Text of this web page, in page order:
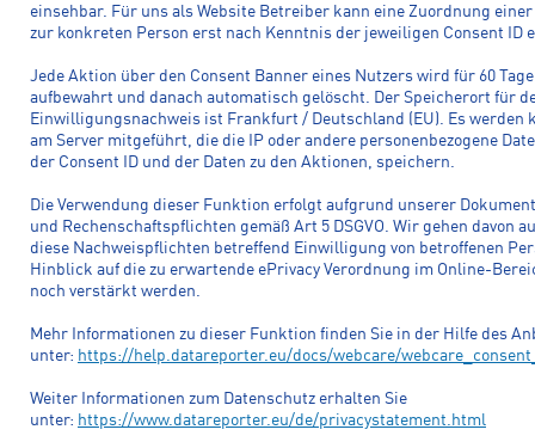
einsehbar. Für uns als Website Betreiber kann eine Zuordnung
zur konkreten Person erst nach Kenntnis der jeweiligen Consent ID
Jede Aktion über den Consent Banner eines Nutzers wird für 60 Tage
aufbewahrt und danach automatisch gelöscht. Der Speicherort für
Einwilligungsnachweis ist Frankfurt / Deutschland (EU). Es werden
am Server mitgeführt, die die IP oder andere personenbezogene
der Consent ID und der Daten zu den Aktionen, speichern.
Die Verwendung dieser Funktion erfolgt aufgrund unserer
und Rechenschaftspflichten gemäß Art 5 DSGVO. Wir gehen davon
diese Nachweispflichten betreffend Einwilligung von betroffenen
Hinblick auf die zu erwartende ePrivacy Verordnung im Online-
noch verstärkt werden.
Mehr Informationen zu dieser Funktion finden Sie in der Hilfe des
unter: https://help.datareporter.eu/docs/webcare/
Weiter Informationen zum Datenschutz erhalten Sie
unter: https://www.datareporter.eu/de/privacystatement.html